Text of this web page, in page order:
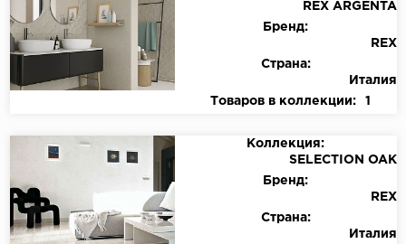
REX ARGENTA
Бренд:
REX
Страна:
Италия
Товаров в коллекции:
1
Коллекция:
SELECTION OAK
Бренд:
REX
Страна:
Италия